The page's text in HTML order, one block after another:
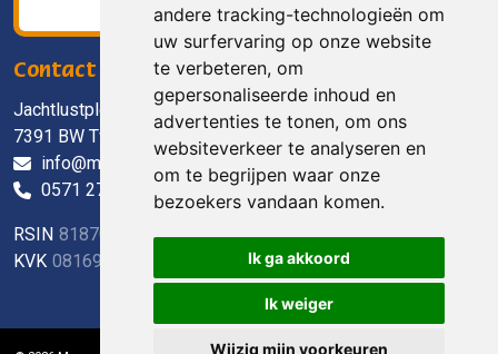
andere tracking-technologieën om
uw surfervaring op onze website
te verbeteren, om
gepersonaliseerde inhoud en
advertenties te tonen, om ons
websiteverkeer te analyseren en
om te begrijpen waar onze
bezoekers vandaan komen.
Ik ga akkoord
Ik weiger
Wijzig mijn voorkeuren
Contact
Jachtlustplein 11
7391 BW Twello
info@mensenwelzijn.nl
0571 27 90 90
RSIN 818703088
KVK 08169738